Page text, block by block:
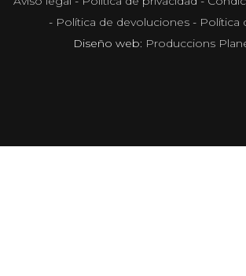
- Política de devoluciones - Política
Diseño web: Produccions